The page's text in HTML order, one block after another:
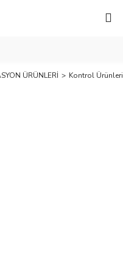
ÜRÜNLERİ Kontrol Ürünleri